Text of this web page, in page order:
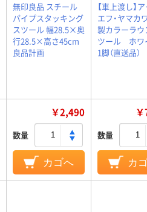
無印良品 スチール
パイプスタッキング
スツール 幅28.5×奥
行28.5×高さ45cm
良品計画
【車上渡し】
エフ・ヤマ
製カラーラウ
ツール ホ
1脚（直送品）
￥2,490
数量
カゴへ
数量
カ